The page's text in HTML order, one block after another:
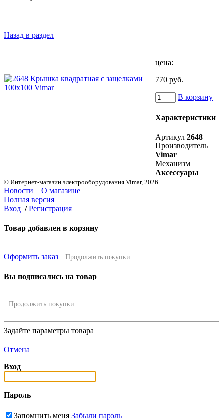
Назад в раздел
цена:
770 руб.
В корзину
Характеристики
Артикул 2648
Производитель
Vimar
Механизм
Аксессуары
© Интернет-магазин электрооборудования Vimar, 2026
Новости
О магазине
Полная версия
Вход / Регистрация
Товар добавлен в корзину
Оформить заказ Продолжить покупки
Вы подписались на товар
Продолжить покупки
Задайте параметры товара
Отмена
Вход
Пароль
Запомнить меня Забыли пароль